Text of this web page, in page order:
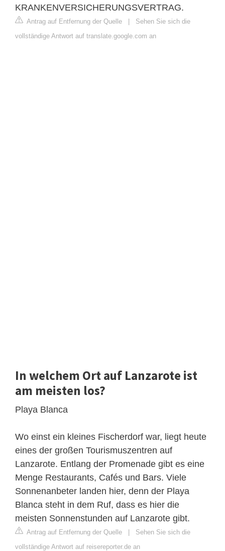
KRANKENVERSICHERUNGSVERTRAG.
Antrag auf Entfernung der Quelle | Sehen Sie sich die
vollständige Antwort auf translate.google.com an
In welchem Ort auf Lanzarote ist
am meisten los?
Playa Blanca
Wo einst ein kleines Fischerdorf war, liegt heute
eines der großen Tourismuszentren auf
Lanzarote. Entlang der Promenade gibt es eine
Menge Restaurants, Cafés und Bars. Viele
Sonnenanbeter landen hier, denn der Playa
Blanca steht in dem Ruf, dass es hier die
meisten Sonnenstunden auf Lanzarote gibt.
Antrag auf Entfernung der Quelle | Sehen Sie sich die
vollständige Antwort auf reisereporter.de an